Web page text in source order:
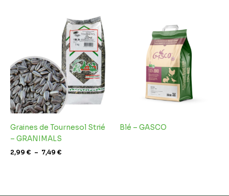
Graines de Tournesol Strié
– GRANIMALS
2,99 € – 7,49 €
Plage
de
prix :
2,99 €
à
7,49 €
Blé – GASCO